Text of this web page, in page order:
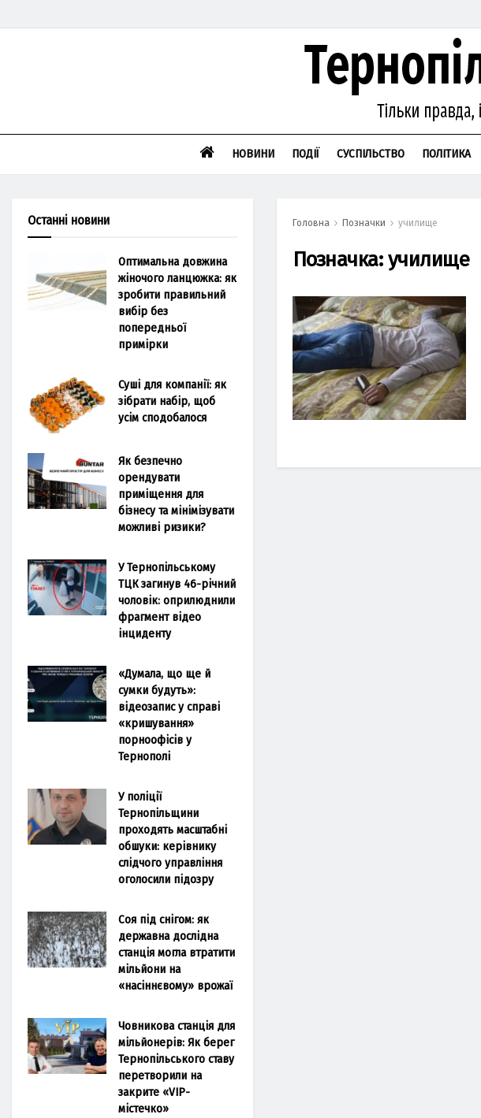
НОВИНИ ПОДІЇ СУСПІЛЬСТВО ПОЛІТИКА
Головна Позначки училище
Позначка:училище
Останні новини
Оптимальна довжина
жіночого ланцюжка: як
зробити правильний
вибір без
попередньої
примірки
Суші для компанії: як
зібрати набір, щоб
усім сподобалося
Як безпечно
орендувати
приміщення для
бізнесу та мінімізувати
можливі ризики?
У Тернопільському
ТЦК загинув 46-річний
чоловік: оприлюднили
фрагмент відео
інциденту
«Думала, що ще й
сумки будуть»:
відеозапис у справі
«кришування»
порноофісів у
Тернополі
У поліції
Тернопільщини
проходять масштабні
обшуки: керівнику
слідчого управління
оголосили підозру
Соя під снігом: як
державна дослідна
станція могла втратити
мільйони на
«насіннєвому» врожаї
Човникова станція для
мільйонерів: Як берег
Тернопільського ставу
перетворили на
закрите «VIP-
містечко»